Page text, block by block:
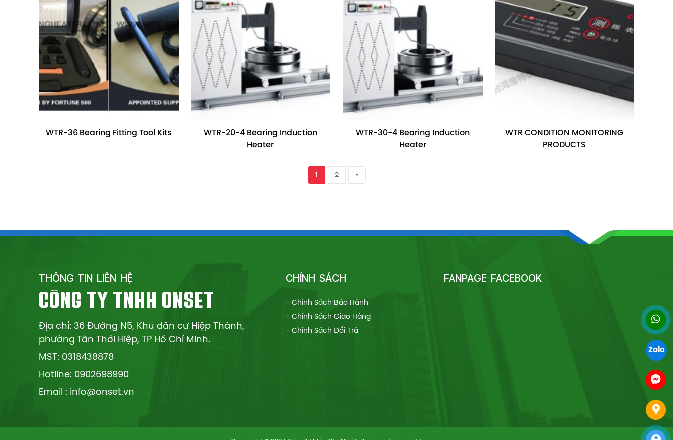
WTR-36 Bearing Fitting Tool Kits
WTR-20-4 Bearing Induction
Heater
WTR-30-4 Bearing Induction
Heater
WTR CONDITION MONITORING
PRODUCTS
1 2 »
THÔNG TIN LIÊN HỆ
CÔNG TY TNHH ONSET
Địa chỉ: 36 Đường N5, Khu dân cư Hiệp Thành,
phường Tân Thới Hiệp, TP Hồ Chí Minh.
MST: 0318438878
Hotline: 0902698990
Email : info@onset.vn
CHÍNH SÁCH
- Chính Sách Bảo Hành
- Chính Sách Giao Hàng
- Chính Sách Đổi Trả
FANPAGE FACEBOOK
Zalo